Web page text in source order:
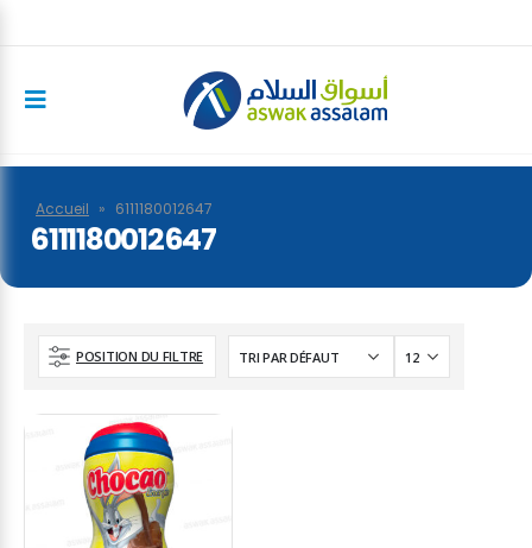
Accueil » 6111180012647
6111180012647
POSITION DU FILTRE